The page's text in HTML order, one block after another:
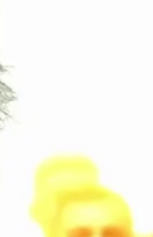
Flipboard